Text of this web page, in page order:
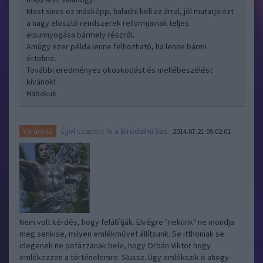
Most sincs ez másképp, haladni kell az árral, jól mutatja ezt
a nagy elosztó rendszerek reformjainak teljes
elsunnyogása bármely részről.
Amúgy ezer példa lenne felhozható, ha lenne bármi
értelme.
További eredményes okoskodást és mellébeszélést
kívánok!
Habakuk
Varánusz Éjjel csapott le a Birodalmi Sas 2014.07.21 09:02:01
Nem volt kérdés, hogy felállítják. Elvégre "nekünk" ne mondja
meg senkise, milyen emlékművet állítsunk. Se itthoniak se
idegenek ne pofázzanak bele, hogy Orbán Viktor hogy
emlékezzen a történelemre. Slussz. Úgy emlékszik ő ahogy